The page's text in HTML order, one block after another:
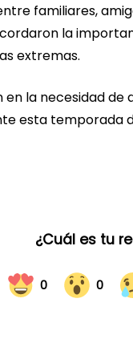
familiares,
la
extremas.
en la necesidad
esta temporada